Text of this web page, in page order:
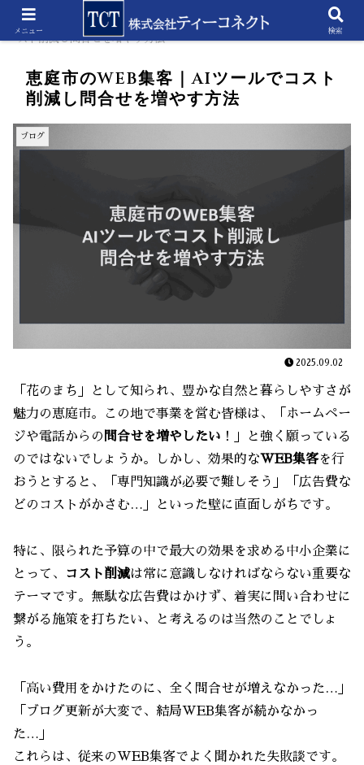
ホーム ブログ
恵庭市のWEB集客｜AIツールでコ
スト削減し問合せを増やす方法
恵庭市のWEB集客｜AIツールでコスト
削減し問合せを増やす方法
ブログ
2025.09.02
「花のまち」として知られ、豊かな自然と暮らしやすさが
魅力の恵庭市。この地で事業を営む皆様は、「ホームペー
ジや電話からの 問合せを増やしたい ！」と強く願っている
のではないでしょうか。しかし、効果的なWEB集客を行
おうとすると、「専門知識が必要で難しそう」「広告費な
どのコストがかさむ…」といった壁に直面しがちです。
特に、限られた予算の中で最大の効果を求める中小企業に
とって、
コスト削減は常に意識しなければならない重要な
テーマです。無駄な広告費はかけず、着実に問い合わせに
繋がる施策を打ちたい、と考えるのは当然のことでしょ
う。
「高い費用をかけたのに、全く問合せが増えなかった…」
「ブログ更新が大変で、結局WEB集客が続かなかっ
た…」
これらは、従来のWEB集客でよく聞かれた失敗談です。
メニュー 検索